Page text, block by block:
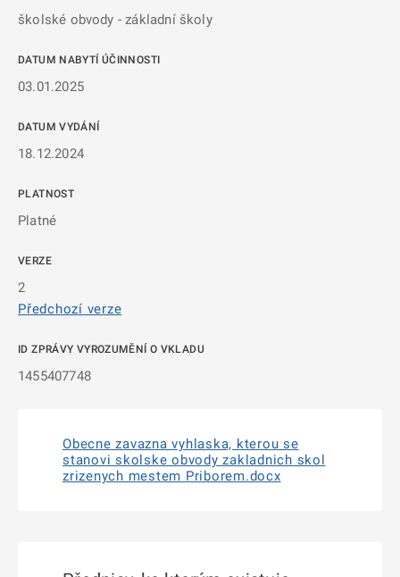
školské obvody - základní školy
DATUM NABYTÍ ÚČINNOSTI
03.01.2025
DATUM VYDÁNÍ
18.12.2024
PLATNOST
Platné
VERZE
2
Předchozí verze
ID ZPRÁVY VYROZUMĚNÍ O VKLADU
1455407748
Obecne zavazna vyhlaska, kterou se
stanovi skolske obvody zakladnich skol
zrizenych mestem Priborem.docx